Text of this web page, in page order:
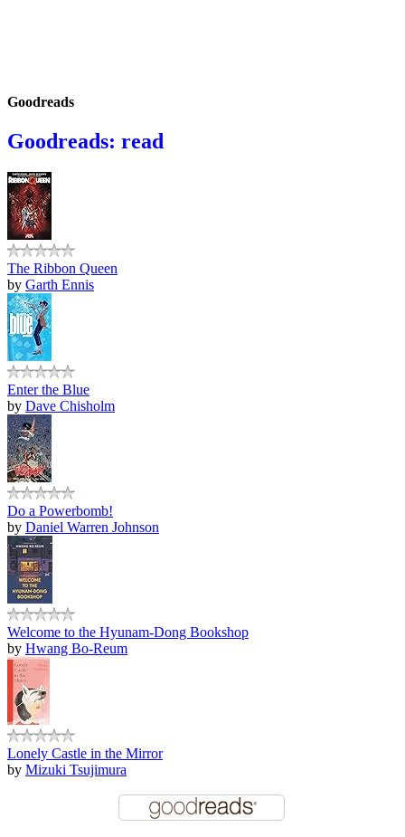
Goodreads
Goodreads: read
The Ribbon Queen
by Garth Ennis
Enter the Blue
by Dave Chisholm
Do a Powerbomb!
by Daniel Warren Johnson
Welcome to the Hyunam-Dong Bookshop
by Hwang Bo-Reum
Lonely Castle in the Mirror
by Mizuki Tsujimura